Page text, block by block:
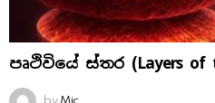
පෘථිවියේ ස්තර (Layers of
by Mic